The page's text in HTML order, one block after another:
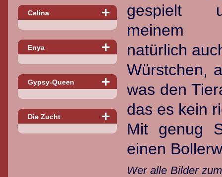
Celina
Enya
Gypsy-Queen
Die Zucht
gespielt
meinem
natürlich
Würstchen,
was den
das es kein
Mit genug
einen
Wer alle Bilder